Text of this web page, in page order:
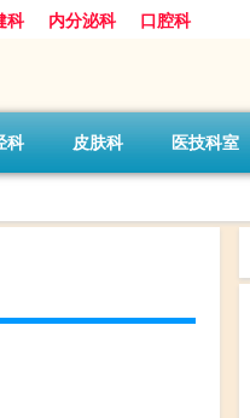
科 内分泌科 口腔科
科 皮肤科 医技科室